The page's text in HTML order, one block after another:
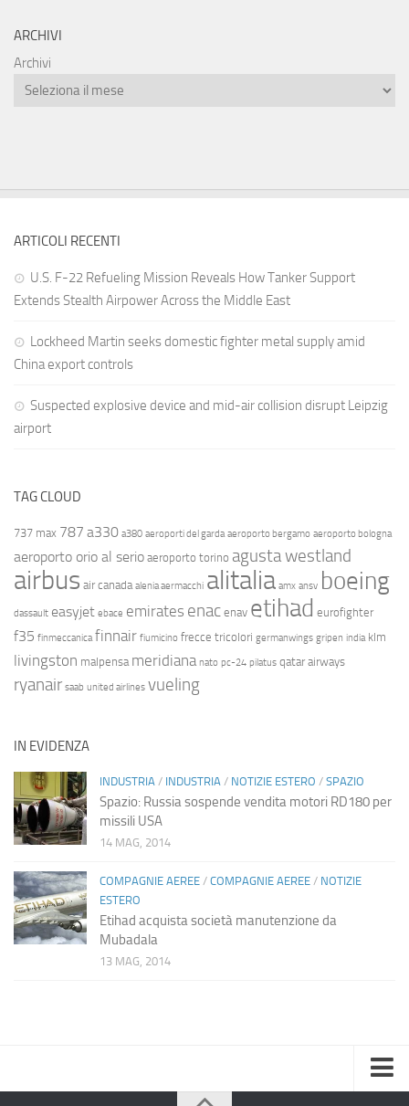
ARCHIVI
Archivi
ARTICOLI RECENTI
U.S. F-22 Refueling Mission Reveals How Tanker Support
Extends Stealth Airpower Across the Middle East
Lockheed Martin seeks domestic fighter metal supply amid
China export controls
Suspected explosive device and mid-air collision disrupt Leipzig
airport
TAG CLOUD
737 max 787 a330 a380 aeroporti del garda aeroporto bergamo aeroporto bologna
aeroporto orio al serio aeroporto torino agusta westland
airbus air canada alenia aermacchi alitalia amx ansv boeing
dassault easyjet ebace emirates enac enav etihad eurofighter
f35 finmeccanica finnair fiumicino frecce tricolori germanwings gripen india klm
livingston malpensa meridiana nato pc-24 pilatus qatar airways
ryanair saab united airlines vueling
IN EVIDENZA
INDUSTRIA / INDUSTRIA / NOTIZIE ESTERO / SPAZIO
Spazio: Russia sospende vendita motori RD180 per
missili USA
14 MAG, 2014
COMPAGNIE AEREE / COMPAGNIE AEREE / NOTIZIE
ESTERO
Etihad acquista società manutenzione da
Mubadala
13 MAG, 2014